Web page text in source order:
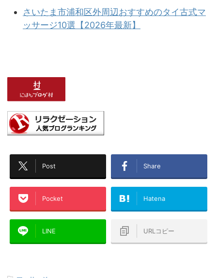
さいたま市浦和区外周辺おすすめのタイ古式マ
ッサージ10選【2026年最新】
Post Share
Pocket Hatena
LINE URLコピー